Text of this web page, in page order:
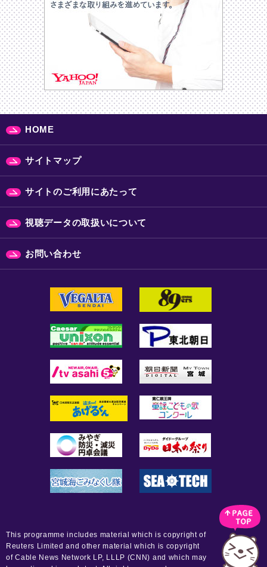
HOME
サイトマップ
サイトのご利用にあたって
視聴データの取扱いについて
お問い合わせ
This programme includes material which is copyright of
Reuters Limited and other material which is copyright
of Cable News Network LP, LLLP (CNN) and which may